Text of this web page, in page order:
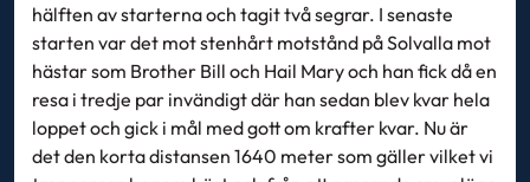
hälften av starterna och tagit två segrar. I senaste
starten var det mot stenhårt motstånd på Solvalla mot
hästar som Brother Bill och Hail Mary och han fick då en
resa i tredje par invändigt där han sedan blev kvar hela
loppet och gick i mål med gott om krafter kvar. Nu är
det den korta distansen 1640 meter som gäller vilket vi